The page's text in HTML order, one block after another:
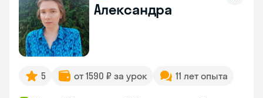
Александра
5 от 1590 ₽ за урок 11 лет опыта